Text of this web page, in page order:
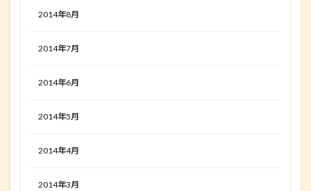
2014年8月
2014年7月
2014年6月
2014年5月
2014年4月
2014年3月